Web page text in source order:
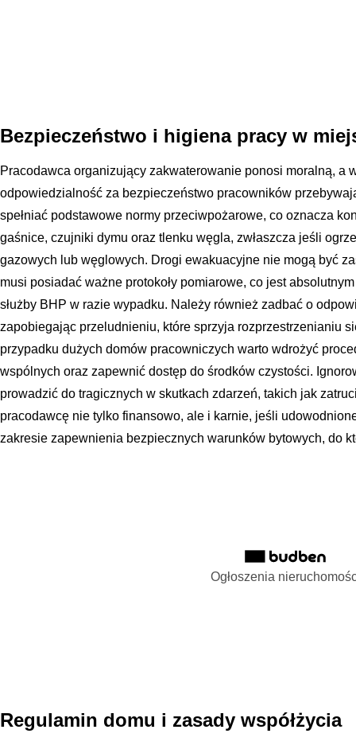
Bezpieczeństwo i higiena pracy w
Pracodawca organizujący zakwaterowanie ponosi moralną, a
odpowiedzialność za bezpieczeństwo pracowników
spełniać podstawowe normy przeciwpożarowe, co oznacza
gaśnice, czujniki dymu oraz tlenku węgla, zwłaszcza jeśli
gazowych lub węglowych. Drogi ewakuacyjne nie mogą być
musi posiadać ważne protokoły pomiarowe, co jest
służby BHP w razie wypadku. Należy również zadbać o
zapobiegając przeludnieniu, które sprzyja rozprzestrzenianiu
przypadku dużych domów pracowniczych warto wdrożyć
wspólnych oraz zapewnić dostęp do środków czystości.
prowadzić do tragicznych w skutkach zdarzeń, takich jak
pracodawcę nie tylko finansowo, ale i karnie, jeśli
zakresie zapewnienia bezpiecznych warunków bytowych, do
Ogłoszenia
Regulamin domu i zasady współżycia